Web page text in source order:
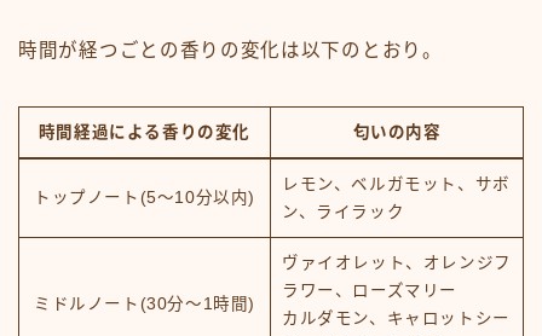
時間が経つごとの香りの変化は以下のとおり。
時間経過による香りの変化 匂いの内容
トップノート(5～10分以内)
レモン、ベルガモット、サボ
ン、ライラック
ミドルノート(30分～1時間)
ヴァイオレット、オレンジフ
ラワー、ローズマリー
カルダモン、キャロットシー